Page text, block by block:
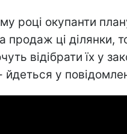
році окупанти
продаж ці ділянки,
відібрати їх у
йдеться у